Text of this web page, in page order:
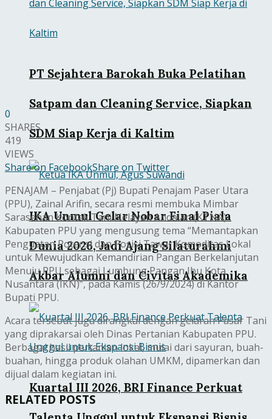
PT Sejahtera Barokah Buka Pelatihan
Satpam dan Cleaning Service, Siapkan
SDM Siap Kerja di Kaltim
IKA Unmul Gelar Nobar Final Piala
Dunia 2026, Jadi Ajang Silaturahmi
Akbar Alumni dan Civitas Akademika
Kuartal III 2026, BRI Finance Perkuat
0
SHARES
419
VIEWS
Share on FacebookShare on Twitter
PENAJAM – Penjabat (Pj) Bupati Penajam Paser Utara
(PPU), Zainal Arifin, secara resmi membuka Mimbar
Sarasehan Kontak Tani Nelayan Andalan (KTNA)
Kabupaten PPU yang mengusung tema “Memantapkan
Penguatan Potensi dan Posisi Tawar Komoditas Lokal
untuk Mewujudkan Kemandirian Pangan Berkelanjutan
Menuju PPU sebagai Lumbung Pangan Ibu Kota
Nusantara (IKN)”, pada Kamis (26/9/2024) di Kantor
Bupati PPU.
Acara tersebut juga dirangkai dengan gelaran Pasar Tani
yang diprakarsai oleh Dinas Pertanian Kabupaten PPU.
Berbagai hasil pertanian lokal, mulai dari sayuran, buah-
buahan, hingga produk olahan UMKM, dipamerkan dan
dijual dalam kegiatan ini.
RELATED POSTS